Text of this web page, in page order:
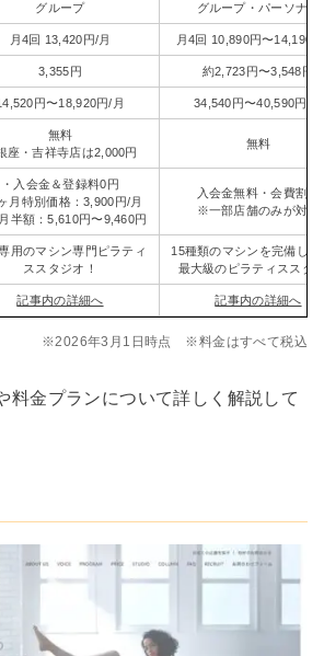
グループ グループ・パーソナル
月4回 13,420円/月 月4回 10,890円〜14,190
3,355円 約2,723円〜3,548円
円〜18,920円/月 34,540円〜40,590円/月
無料
座・吉祥寺店は2,000円
無料
・入会金＆登録料0円
月特別価格：3,900円/月
半額：5,610円〜9,460円
入会金無料・会費割引
※一部店舗のみが対象
用のマシン専門ピラティ
ススタジオ！
15種類のマシンを完備した
最大級のピラティススタ
記事内の詳細へ 記事内の詳細へ
※2026年3月1日時点 ※料金はすべて税込
料金プランについて詳しく解説して